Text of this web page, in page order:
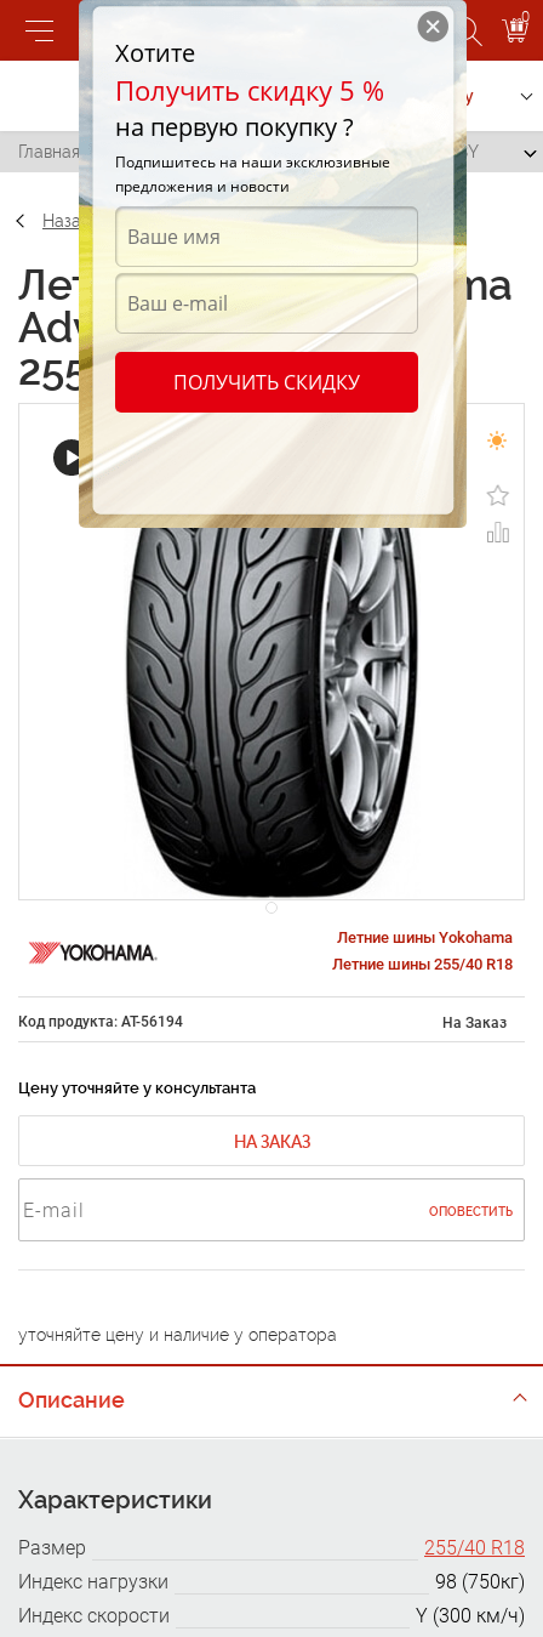
0
Позвонить Заказать услугу
Главная / Yokohama Advan Neova AD08 255/40 R18 98Y
Назад
Летние шины Yokohama
Advan Neova AD08
255/40 R18 98Y
Летние шины Yokohama
Летние шины 255/40 R18
Код продукта: AT-56194 На Заказ
Цену уточняйте у консультанта
НА ЗАКАЗ
ОПОВЕСТИТЬ
уточняйте цену и наличие у оператора
Описание
Характеристики
Размер
255/40 R18
Индекс нагрузки
98 (750кг)
Индекс скорости
Y (300 км/ч)
Хотите
Получить скидку 5 %
на первую покупку ?
Подпишитесь на наши эксклюзивные
предложения и новости
ПОЛУЧИТЬ СКИДКУ